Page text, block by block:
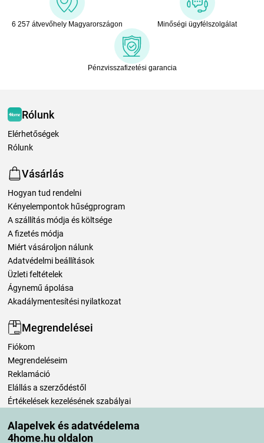
Alapelvek és adatvédelema
4home.hu oldalon
6 257 átvevőhely Magyarországon Minőségi ügyfélszolgálat
Pénzvisszafizetési garancia
Rólunk
Elérhetőségek
Rólunk
Vásárlás
Hogyan tud rendelni
Kényelempontok hűségprogram
A szállítás módja és költsége
A fizetés módja
Miért vásároljon nálunk
Adatvédelmi beállítások
Üzleti feltételek
Ágynemű ápolása
Akadálymentesítési nyilatkozat
Megrendelései
Fiókom
Megrendeléseim
Reklamáció
Elállás a szerződéstől
Értékelések kezelésének szabályai
Szállítási módok